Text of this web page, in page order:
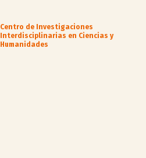
Centro de Investigaciones
Interdisciplinarias en Ciencias y
Humanidades